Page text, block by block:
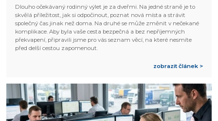
Dlouho očekávaný rodinný výlet je za dveřmi. Na jedné straně je to
skvělá příležitost, jak si odpočinout, poznat nová místa a strávit
společný čas jinak než doma. Na druhé se může změnit v nečekané
komplikace. Aby byla vaše cesta bezpečná a bez nepříjemných
překvapení, připravili jsme pro vás seznam věcí, na které nesmíte
před delší cestou zapomenout.
zobrazit článek >